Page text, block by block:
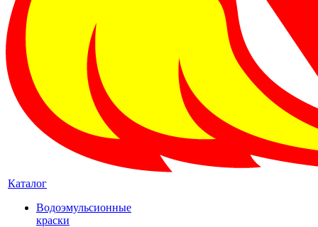
Каталог
Водоэмульсионные
краски